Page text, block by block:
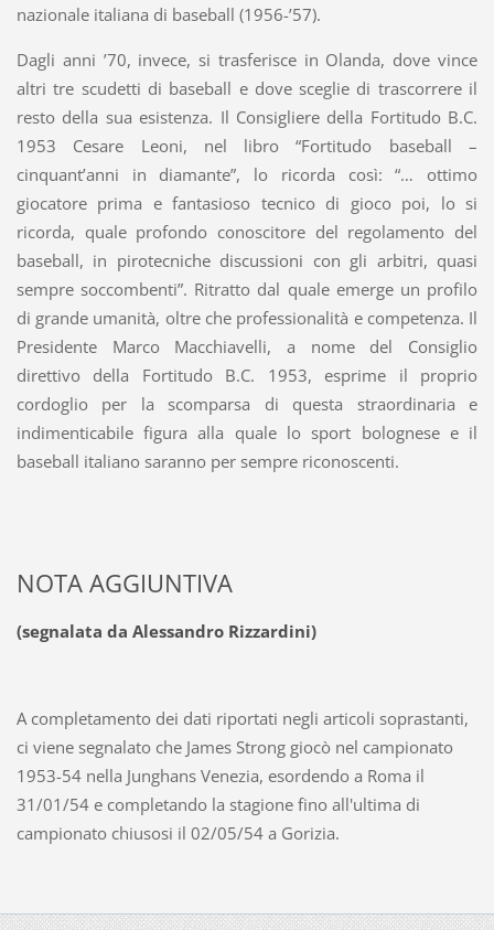
nazionale italiana di baseball (1956-’57).
Dagli anni ’70, invece, si trasferisce in Olanda, dove vince
altri tre scudetti di baseball e dove sceglie di trascorrere il
resto della sua esistenza. Il Consigliere della Fortitudo B.C.
1953 Cesare Leoni, nel libro “Fortitudo baseball –
cinquant’anni in diamante”, lo ricorda così: “… ottimo
giocatore prima e fantasioso tecnico di gioco poi, lo si
ricorda, quale profondo conoscitore del regolamento del
baseball, in pirotecniche discussioni con gli arbitri, quasi
sempre soccombenti”. Ritratto dal quale emerge un profilo
di grande umanità, oltre che professionalità e competenza. Il
Presidente Marco Macchiavelli, a nome del Consiglio
direttivo della Fortitudo B.C. 1953, esprime il proprio
cordoglio per la scomparsa di questa straordinaria e
indimenticabile figura alla quale lo sport bolognese e il
baseball italiano saranno per sempre riconoscenti.
NOTA AGGIUNTIVA
(segnalata da Alessandro Rizzardini)
A completamento dei dati riportati negli articoli soprastanti,
ci viene segnalato che James Strong giocò nel campionato
1953-54 nella Junghans Venezia, esordendo a Roma il
31/01/54 e completando la stagione fino all'ultima di
campionato chiusosi il 02/05/54 a Gorizia.